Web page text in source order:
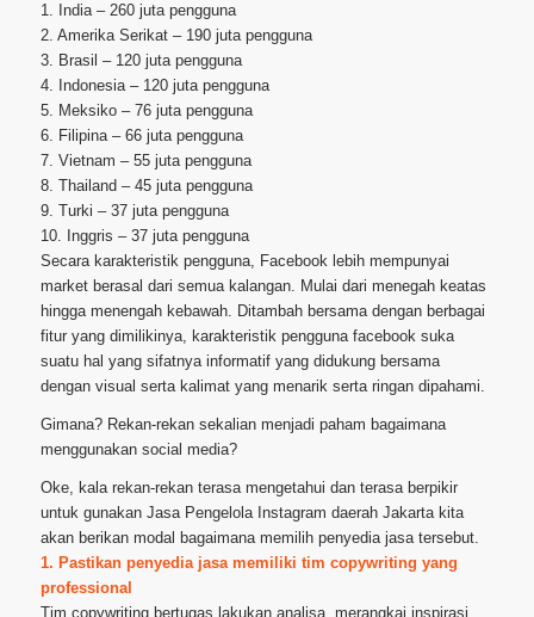
1. India – 260 juta pengguna
2. Amerika Serikat – 190 juta pengguna
3. Brasil – 120 juta pengguna
4. Indonesia – 120 juta pengguna
5. Meksiko – 76 juta pengguna
6. Filipina – 66 juta pengguna
7. Vietnam – 55 juta pengguna
8. Thailand – 45 juta pengguna
9. Turki – 37 juta pengguna
10. Inggris – 37 juta pengguna
Secara karakteristik pengguna, Facebook lebih mempunyai
market berasal dari semua kalangan. Mulai dari menegah keatas
hingga menengah kebawah. Ditambah bersama dengan berbagai
fitur yang dimilikinya, karakteristik pengguna facebook suka
suatu hal yang sifatnya informatif yang didukung bersama
dengan visual serta kalimat yang menarik serta ringan dipahami.
Gimana? Rekan-rekan sekalian menjadi paham bagaimana
menggunakan social media?
Oke, kala rekan-rekan terasa mengetahui dan terasa berpikir
untuk gunakan Jasa Pengelola Instagram daerah Jakarta kita
akan berikan modal bagaimana memilih penyedia jasa tersebut.
1. Pastikan penyedia jasa memiliki tim copywriting yang
professional
Tim copywriting bertugas lakukan analisa, merangkai inspirasi